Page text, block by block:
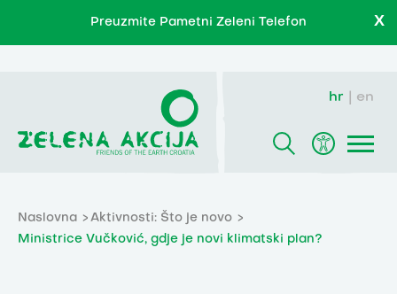
Preuzmite Pametni Zeleni Telefon X
hr en
Naslovna
Aktivnosti: Što je novo
Ministrice Vučković, gdje je novi klimatski plan?